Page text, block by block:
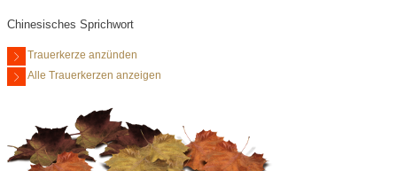
Chinesisches Sprichwort
Trauerkerze anzünden
Alle Trauerkerzen anzeigen